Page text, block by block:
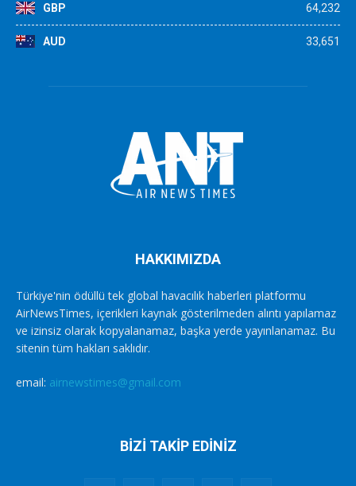
GBP 64,232
AUD 33,651
HAKKIMIZDA
Türkiye'nin ödüllü tek global havacılık haberleri platformu
AirNewsTimes, içerikleri kaynak gösterilmeden alıntı yapılamaz
ve izinsiz olarak kopyalanamaz, başka yerde yayınlanamaz. Bu
sitenin tüm hakları saklıdır.
email: airnewstimes@gmail.com
BİZİ TAKİP EDİNİZ